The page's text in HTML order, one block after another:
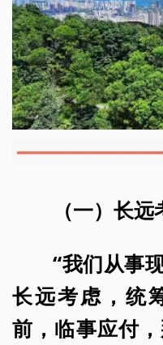
（一）长
“我们从事
长远考虑，统
前，临事应付